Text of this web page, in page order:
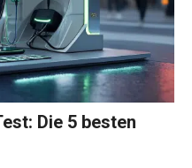
Die 5 besten